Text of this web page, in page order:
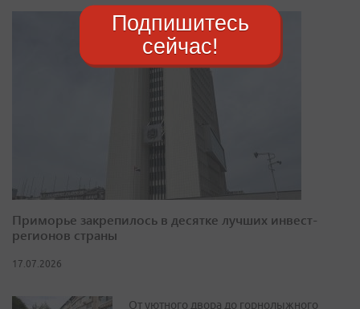
Приморье закрепилось в десятке лучших инвест-
регионов страны
17.07.2026
От уютного двора до горнолыжного
Подпишитесь
сейчас!